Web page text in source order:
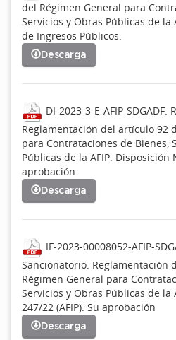
del Régimen General para
Servicios y Obras Públicas de
de Ingresos Públicos.
Descarga
DI-2023-3-E-AFIP-
Reglamentación del artículo 92
para Contrataciones de Bienes,
Públicas de la AFIP. Disposición
aprobación.
Descarga
IF-2023-00008052-AFIP-
Sancionatorio. Reglamentación
Régimen General para
Servicios y Obras Públicas de la
247/22 (AFIP). Su aprobación
Descarga